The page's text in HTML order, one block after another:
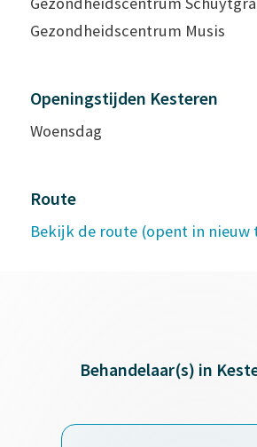
Gezondheidscentrum Musis
Openingstijden Kesteren
Woensdag
Route
Bekijk de route (opent in nieuw
Behandelaar(s) in